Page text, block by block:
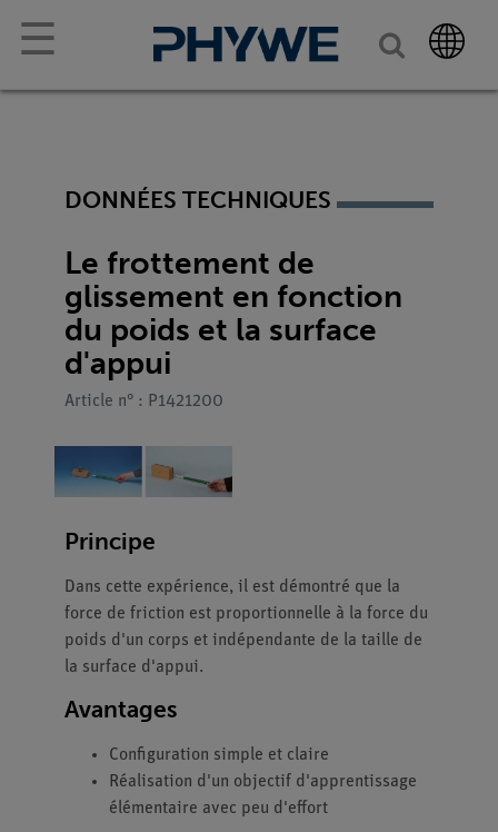
☰
DONNÉES TECHNIQUES
Le frottement de
glissement en fonction
du poids et la surface
d'appui
Article n° : P1421200
Principe
Dans cette expérience, il est démontré que la
force de friction est proportionnelle à la force du
poids d'un corps et indépendante de la taille de
la surface d'appui.
Avantages
Configuration simple et claire
Réalisation d'un objectif d'apprentissage
élémentaire avec peu d'effort